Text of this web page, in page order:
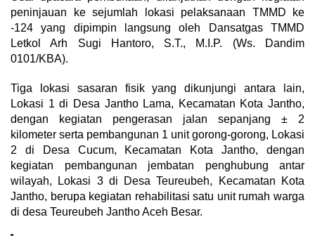
peninjauan ke sejumlah lokasi pelaksanaan TMMD ke
-124 yang dipimpin langsung oleh Dansatgas TMMD
Letkol Arh Sugi Hantoro, S.T., M.I.P. (Ws. Dandim
0101/KBA).
Tiga lokasi sasaran fisik yang dikunjungi antara lain,
Lokasi 1 di Desa Jantho Lama, Kecamatan Kota Jantho,
dengan kegiatan pengerasan jalan sepanjang ± 2
kilometer serta pembangunan 1 unit gorong-gorong, Lokasi
2 di Desa Cucum, Kecamatan Kota Jantho, dengan
kegiatan pembangunan jembatan penghubung antar
wilayah, Lokasi 3 di Desa Teureubeh, Kecamatan Kota
Jantho, berupa kegiatan rehabilitasi satu unit rumah warga
di desa Teureubeh Jantho Aceh Besar.